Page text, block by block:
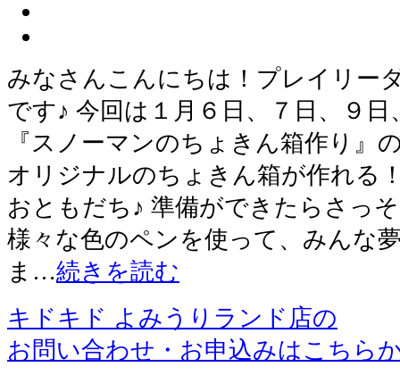
みなさんこんにちは！プレイリー
です♪ 今回は１月６日、７日、９
『スノーマンのちょきん箱作り』
オリジナルのちょきん箱が作れる
おともだち♪ 準備ができたらさっ
様々な色のペンを使って、みんな
ま…続きを読む
キドキド よみうりランド店の
お問い合わせ・お申込みはこちら